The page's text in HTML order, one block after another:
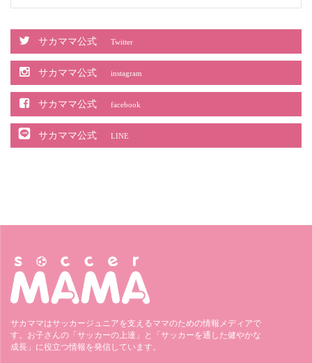
サカママ公式 Twitter
サカママ公式 instagram
サカママ公式 facebook
サカママ公式 LINE
サカママはサッカージュニアを支えるママのための情報メディアで
す。お子さんの「サッカーの上達」と「サッカーを通した健やかな
成長」に役立つ情報を発信しています。